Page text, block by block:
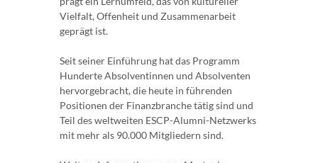
Vielfalt, Offenheit und Zusammenarbeit
geprägt ist.
Seit seiner Einführung hat das Programm
Hunderte Absolventinnen und Absolventen
hervorgebracht, die heute in führenden
Positionen der Finanzbranche tätig sind und
Teil des weltweiten ESCP-Alumni-Netzwerks
mit mehr als 90.000 Mitgliedern sind.